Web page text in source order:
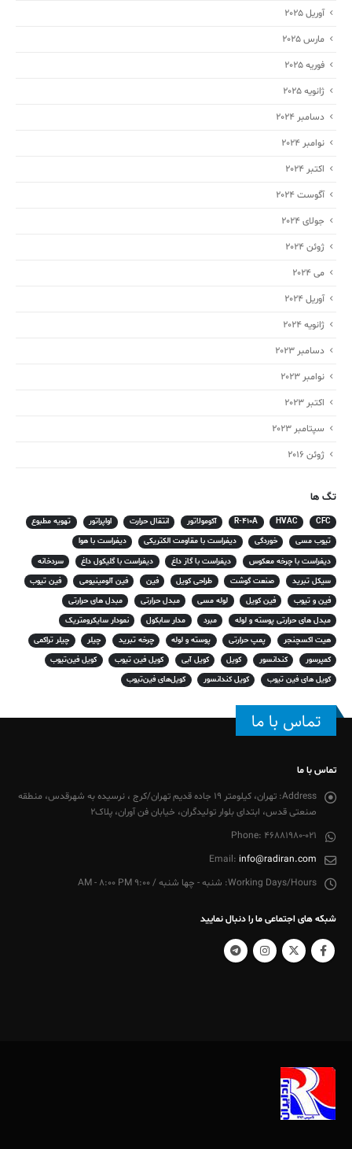
آوریل 2025
مارس 2025
فوریه 2025
ژانویه 2025
دسامبر 2024
نوامبر 2024
اکتبر 2024
آگوست 2024
جولای 2024
ژوئن 2024
می 2024
آوریل 2024
ژانویه 2024
دسامبر 2023
نوامبر 2023
اکتبر 2023
سپتامبر 2023
ژوئن 2016
تگ ها
CFC
HVAC
R-410A آکومولاتور انتقال حرارت اواپراتور
تهویه مطبوع
تیوب مسی
خوردگی دیفراست با مقاومت الکتریکی
دیفراست با هوا
دیفراست با چرخه معکوس
دیفراست با گاز داغ دیفراست با گلیکول داغ
سردخانه
سیکل تبرید
صنعت گوشت طراحی کویل فین فین آلومینیومی
فین تیوب
فین و تیوب
فین کویل لوله مسی مبدل حرارتی
مبدل های حرارتی
مبدل های حرارتی پوسته و لوله
مبرد مدار سابکول
نمودار سایکرومتریک
هیت اکسچنجر
پمپ حرارتی پوسته و لوله چرخه تبرید چیلر
چیلر تراکمی
کمپرسور
کندانسور کویل کویل آبی کویل فین تیوب
کویل فین‌تیوب
کویل های فین تیوب
کویل کندانسور کویل‌های فین‌تیوب
تماس با ما
تماس با ما
Address:
تهران، کیلومتر 19 جاده قدیم تهران/کرج ، نرسیده به شهرقدس، منطقه
صنعتی قدس، ابتدای بلوار تولیدگران، خیابان فن آوران، پلاک2
Phone: 46881980-021
Email: info@radiran.com
Working Days/Hours: شنبه - چها شنبه / 9:00 AM - 8:00 PM
شبکه های اجتماعی ما را دنبال نمایید